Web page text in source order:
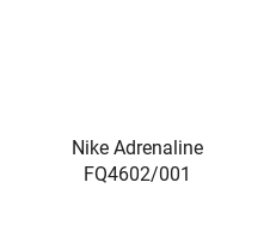
Nike Adrenaline
FQ4602/001